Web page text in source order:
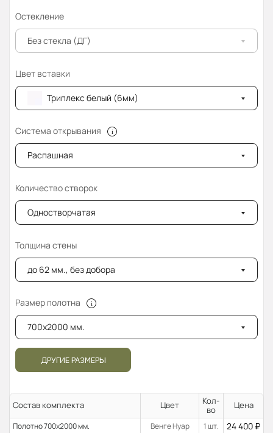
Остекление
Без стекла (ДГ)
Цвет вставки
Триплекс белый (6мм)
Система открывания
Распашная
Количество створок
Одностворчатая
Толщина стены
до 62 мм., без добора
Размер полотна
700x2000 мм.
ДРУГИЕ РАЗМЕРЫ
Состав комплекта Цвет
Кол-
во
Цена
Полотно 700x2000 мм. Венге Нуар 1 шт. 24 400 ₽